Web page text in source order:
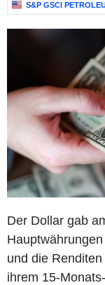
S&P GSCI
Der Dollar gab
und die
ihrem 15-